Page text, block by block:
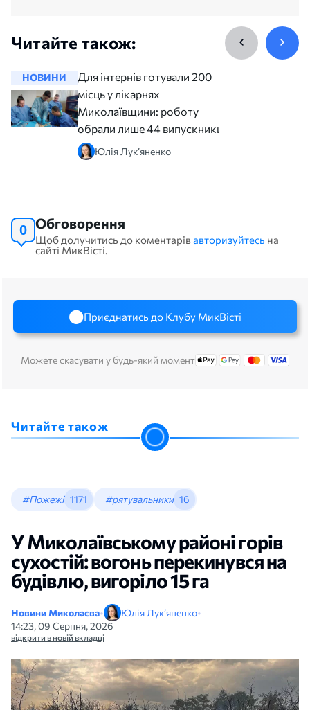
Читайте також:
НОВИНИ
Для інтернів готували 200
місць у лікарнях
Миколаївщини: роботу
обрали лише 44 випускники
Юлія Лук’яненко
0 Обговорення
Щоб долучитись до коментарівавторизуйтесь на
сайті МикВісті.
Приєднатись до Клубу МикВісті
Можете скасувати у будь-який момент
Читайте також
#Пожежі 1171 #рятувальники 16
У Миколаївському районі горів
сухостій: вогонь перекинувся на
будівлю, вигоріло 15 га
Новини Миколаєва• Юлія Лук’яненко•
14:23, 09 Серпня, 2026
відкрити в новій вкладці